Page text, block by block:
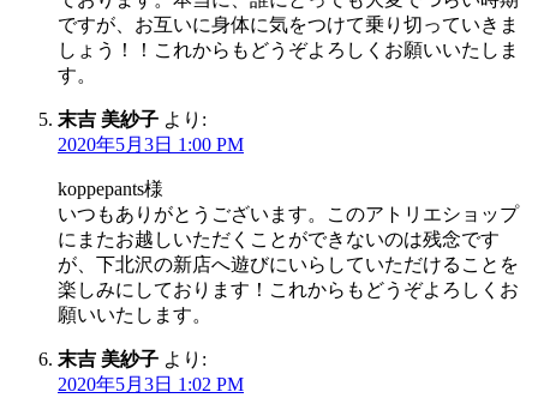
ですが、お互いに身体に気をつけて乗り切っていきま
しょう！！これからもどうぞよろしくお願いいたしま
す。
末吉 美紗子 より:
2020年5月3日 1:00 PM
koppepants様
いつもありがとうございます。このアトリエショップ
にまたお越しいただくことができないのは残念です
が、下北沢の新店へ遊びにいらしていただけることを
楽しみにしております！これからもどうぞよろしくお
願いいたします。
末吉 美紗子 より:
2020年5月3日 1:02 PM